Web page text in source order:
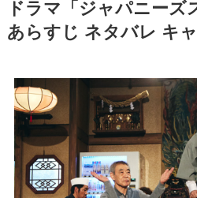
ドラマ「ジャパニーズ
あらすじ ネタバレ キ